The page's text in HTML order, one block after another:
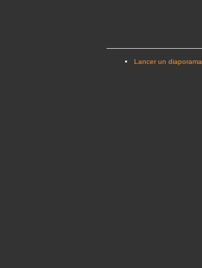
Lancer un diaporama